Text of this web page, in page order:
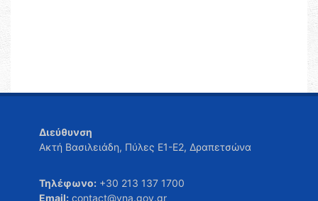
Διεύθυνση
Ακτή Βασιλειάδη, Πύλες Ε1-Ε2, Δραπετσώνα
Τηλέφωνο: +30 213 137 1700
Email: contact@yna.gov.gr